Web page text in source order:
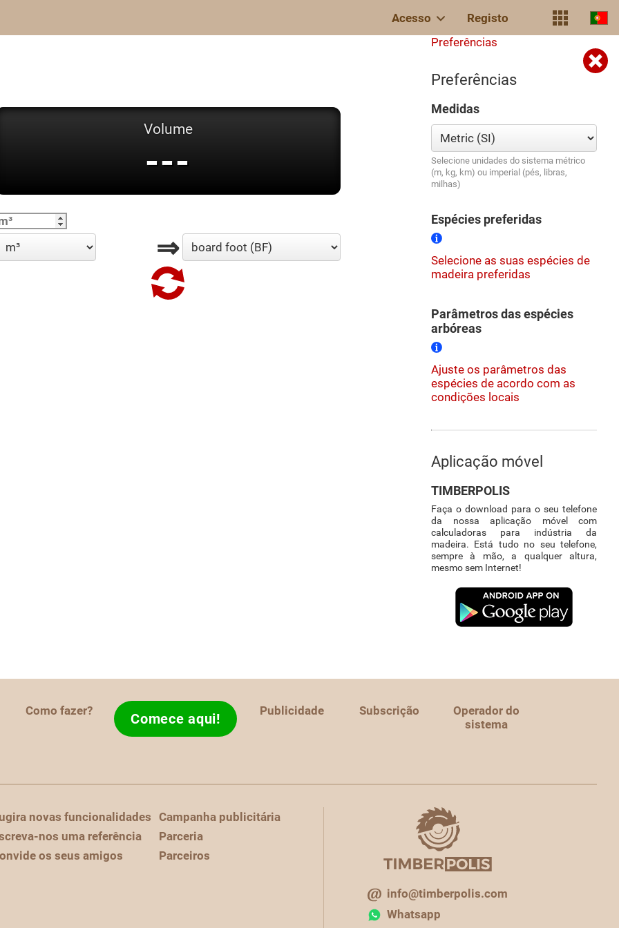
Acesso Registo
Volume
---
⇒
Preferências
Preferências
Medidas
Selecione unidades do sistema métrico
(m, kg, km) ou imperial (pés, libras,
milhas)
Espécies preferidas
Selecione as suas espécies de
madeira preferidas
Parâmetros das espécies
arbóreas
Ajuste os parâmetros das
espécies de acordo com as
condições locais
Aplicação móvel
TIMBERPOLIS
Faça o download para o seu telefone
da nossa aplicação móvel com
calculadoras para indústria da
madeira. Está tudo no seu telefone,
sempre à mão, a qualquer altura,
mesmo sem Internet!
Como fazer? Comece aqui! Publicidade Subscrição
Operador do
sistema
novas funcionalidades
nos uma referência
os seus amigos
Campanha publicitária
Parceria
Parceiros
info@timberpolis.com
Whatsapp